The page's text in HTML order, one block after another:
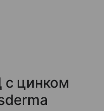
с цинком